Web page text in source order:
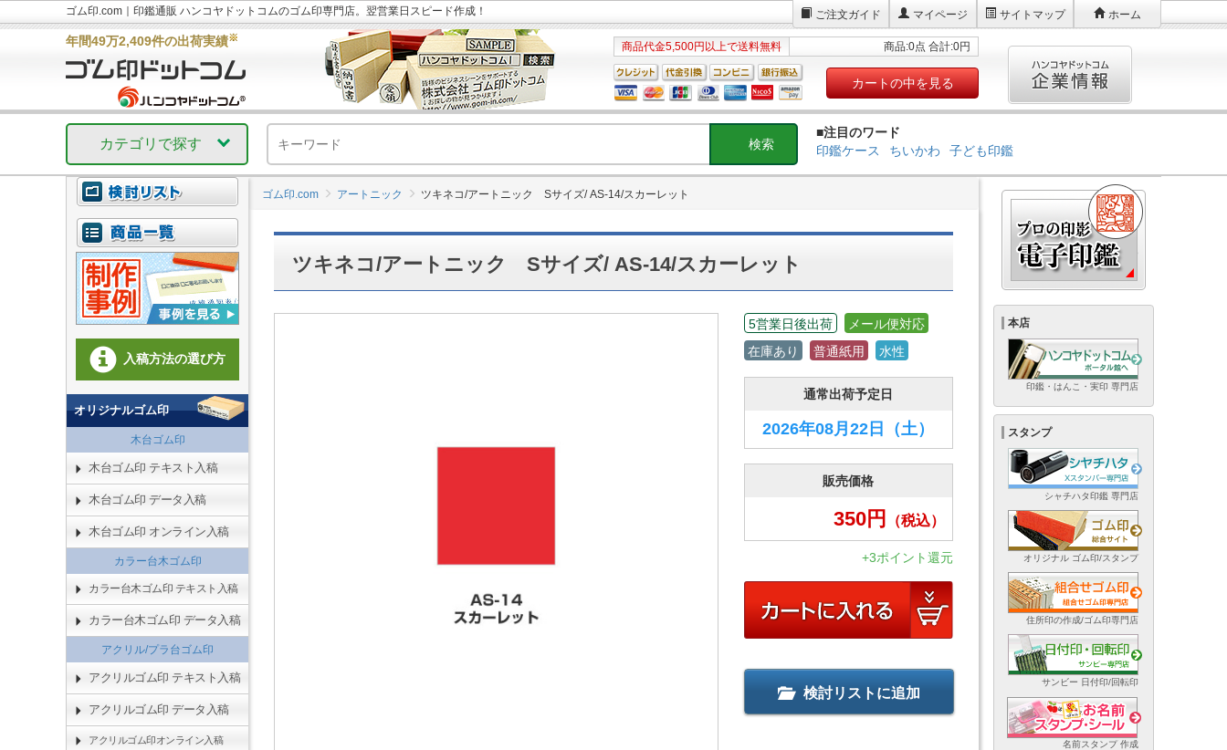
ゴム印.com｜印鑑通販 ハンコヤドットコムのゴム印専門店。翌営業日スピード作成！ ご注文ガイド マイページ サイトマップ ホーム
年間49万2,409件の出荷実績※
商品代金5,500円以上で送料無料 商品:0点 合計:0円
カートの中を見る
カテゴリで探す
■注目のワード
印鑑ケース
ちいかわ 子ども印鑑
ゴム印.com アートニック ツキネコ/アートニック Sサイズ/ AS-14/スカーレット
ツキネコ/アートニック Sサイズ/ AS-14/スカーレット
5営業日後出荷
メール便対応
在庫あり
普通紙用 水性
通常出荷予定日
2026年08月22日 （土）
販売価格
350円 （税込）
+3ポイント還元
検討リストに追加
入稿方法の選び方
オリジナルゴム印
木台ゴム印
木台ゴム印 テキスト入稿
木台ゴム印 データ入稿
木台ゴム印 オンライン入稿
カラー台木ゴム印
カラー台木ゴム印 テキスト入稿
カラー台木ゴム印 データ入稿
アクリル/プラ台ゴム印
アクリルゴム印 テキスト入稿
アクリルゴム印 データ入稿
アクリルゴム印オンライン入稿
本店
印鑑・はんこ・実印 専門店
スタンプ
シャチハタ印鑑 専門店
オリジナル ゴム印/スタンプ
住所印の作成/ゴム印専門店
サンビー 日付印/回転印
名前スタンプ 作成